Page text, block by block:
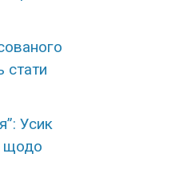
стати
Усик
щодо